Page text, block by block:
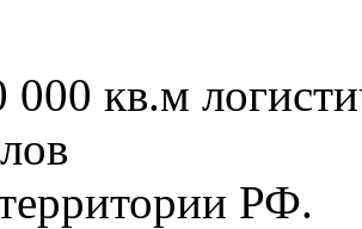
000 кв.м
РФ.